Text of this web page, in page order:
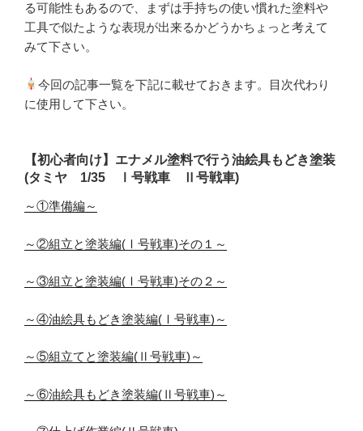
る可能性もあるので、まずは手持ちの使い慣れた塗料や
工具で似たような表現が出来るかどうかちょっと考えて
みて下さい。
今回の記事一覧を下記に載せておきます。目次代わり
に使用して下さい。
【初心者向け】エナメル塗料で行う油絵具もどき塗装
(タミヤ 1/35 Ⅰ号戦車 Ⅱ号戦車)
～①準備編～
～②組立と塗装編(Ⅰ号戦車)その１～
～③組立と塗装編(Ⅰ号戦車)その２～
～④油絵具もどき塗装編(Ⅰ号戦車)～
～⑤組立てと塗装編(Ⅱ号戦車)～
～⑥油絵具もどき塗装編(Ⅱ号戦車)～